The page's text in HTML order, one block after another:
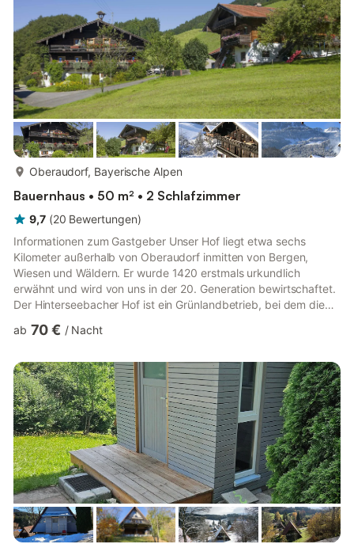
Beide Wohnungen sind gleich eingerichtet.Unsere Gäste
wohnen in ...
Oberaudorf, Bayerische Alpen
Bauernhaus • 50 m² • 2 Schlafzimmer
9,7 (20 Bewertungen)
Informationen zum Gastgeber Unser Hof liegt etwa sechs
Kilometer außerhalb von Oberaudorf inmitten von Bergen,
Wiesen und Wäldern. Er wurde 1420 erstmals urkundlich
erwähnt und wird von uns in der 20. Generation bewirtschaftet.
Der Hinterseebacher Hof ist ein Grünlandbetrieb, bei dem die
Wir haben Kälber, Rinder, Katzen und Hasen. In unseren
Familien mit Kindern, aber auch Senioren besonders wohl.
Ideales Gebiet für Mountainbiker, Berg- und Wanderfreunde.
WLAN kostenlos. Wir fr...
ab 70 € / Nacht